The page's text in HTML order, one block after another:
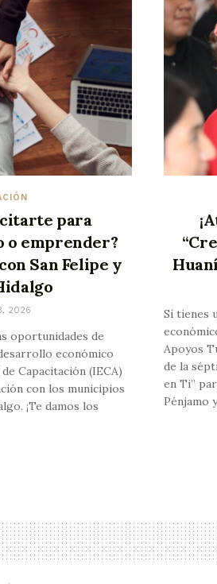
para
o emprender?
San Felipe y
2026
oportunidades de
económico
Capacitación (IECA)
con los municipios
¡Te damos los
Si tienes
Apoyos
de la
en Ti”
Pénjamo